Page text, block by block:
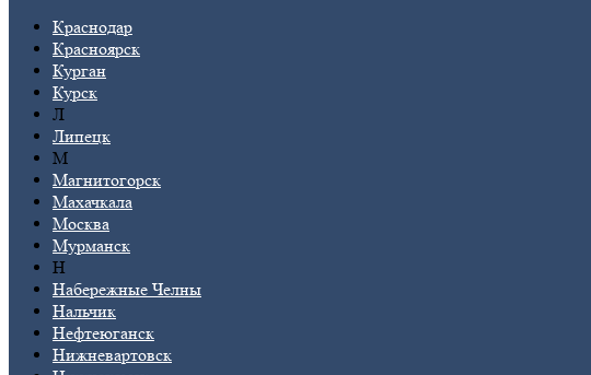
Краснодар
Красноярск
Курган
Курск
Л
Липецк
М
Магнитогорск
Махачкала
Москва
Мурманск
Н
Набережные Челны
Нальчик
Нефтеюганск
Нижневартовск